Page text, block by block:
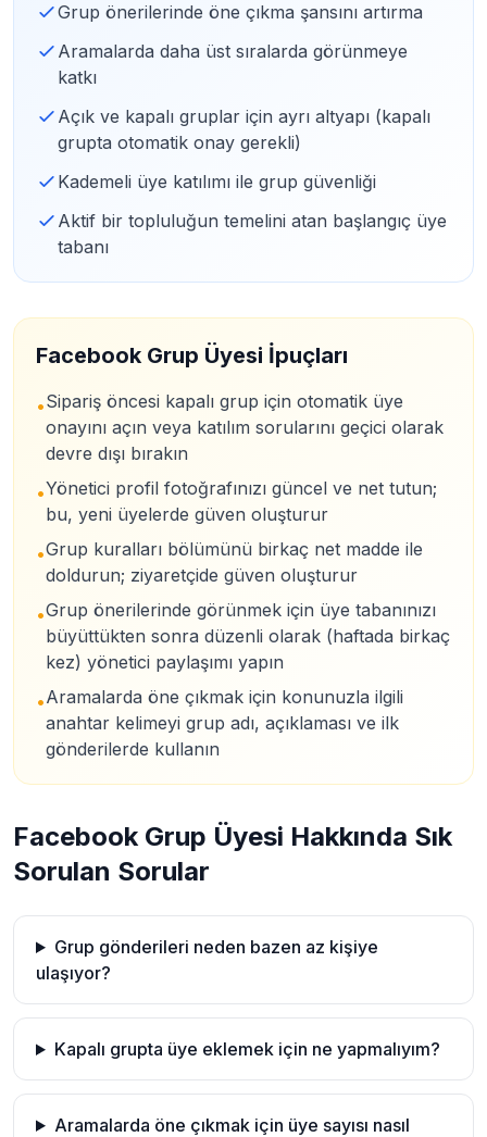
Grup önerilerinde öne çıkma şansını artırma
Aramalarda daha üst sıralarda görünmeye
katkı
Açık ve kapalı gruplar için ayrı altyapı (kapalı
grupta otomatik onay gerekli)
Kademeli üye katılımı ile grup güvenliği
Aktif bir topluluğun temelini atan başlangıç üye
tabanı
Facebook Grup Üyesi İpuçları
•Sipariş öncesi kapalı grup için otomatik üye
onayını açın veya katılım sorularını geçici olarak
devre dışı bırakın
•Yönetici profil fotoğrafınızı güncel ve net tutun;
bu, yeni üyelerde güven oluşturur
•Grup kuralları bölümünü birkaç net madde ile
doldurun; ziyaretçide güven oluşturur
•Grup önerilerinde görünmek için üye tabanınızı
büyüttükten sonra düzenli olarak (haftada birkaç
kez) yönetici paylaşımı yapın
•Aramalarda öne çıkmak için konunuzla ilgili
anahtar kelimeyi grup adı, açıklaması ve ilk
gönderilerde kullanın
Facebook Grup Üyesi Hakkında Sık
Sorulan Sorular
Grup gönderileri neden bazen az kişiye
ulaşıyor?
Kapalı grupta üye eklemek için ne yapmalıyım?
Aramalarda öne çıkmak için üye sayısı nasıl